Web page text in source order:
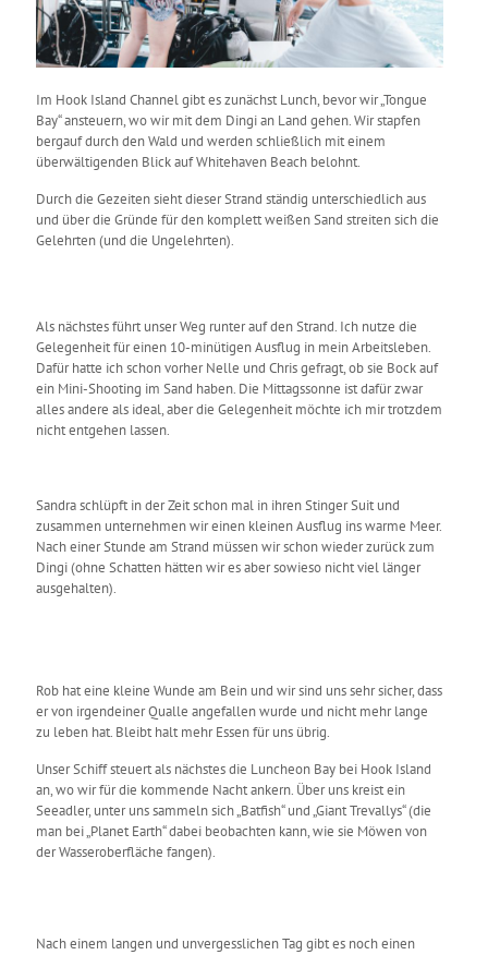
Im Hook Island Channel gibt es zunächst Lunch, bevor wir „Tongue
Bay“ ansteuern, wo wir mit dem Dingi an Land gehen. Wir stapfen
bergauf durch den Wald und werden schließlich mit einem
überwältigenden Blick auf Whitehaven Beach belohnt.
Durch die Gezeiten sieht dieser Strand ständig unterschiedlich aus
und über die Gründe für den komplett weißen Sand streiten sich die
Gelehrten (und die Ungelehrten).
Als nächstes führt unser Weg runter auf den Strand. Ich nutze die
Gelegenheit für einen 10-minütigen Ausflug in mein Arbeitsleben.
Dafür hatte ich schon vorher Nelle und Chris gefragt, ob sie Bock auf
ein Mini-Shooting im Sand haben. Die Mittagssonne ist dafür zwar
alles andere als ideal, aber die Gelegenheit möchte ich mir trotzdem
nicht entgehen lassen.
Sandra schlüpft in der Zeit schon mal in ihren Stinger Suit und
zusammen unternehmen wir einen kleinen Ausflug ins warme Meer.
Nach einer Stunde am Strand müssen wir schon wieder zurück zum
Dingi (ohne Schatten hätten wir es aber sowieso nicht viel länger
ausgehalten).
Rob hat eine kleine Wunde am Bein und wir sind uns sehr sicher, dass
er von irgendeiner Qualle angefallen wurde und nicht mehr lange
zu leben hat. Bleibt halt mehr Essen für uns übrig.
Unser Schiff steuert als nächstes die Luncheon Bay bei Hook Island
an, wo wir für die kommende Nacht ankern. Über uns kreist ein
Seeadler, unter uns sammeln sich „Batfish“ und „Giant Trevallys“ (die
man bei „Planet Earth“ dabei beobachten kann, wie sie Möwen von
der Wasseroberfläche fangen).
Nach einem langen und unvergesslichen Tag gibt es noch einen